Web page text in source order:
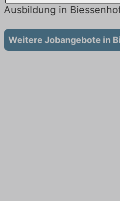
Ausbildung in
Weitere Jobangebote in